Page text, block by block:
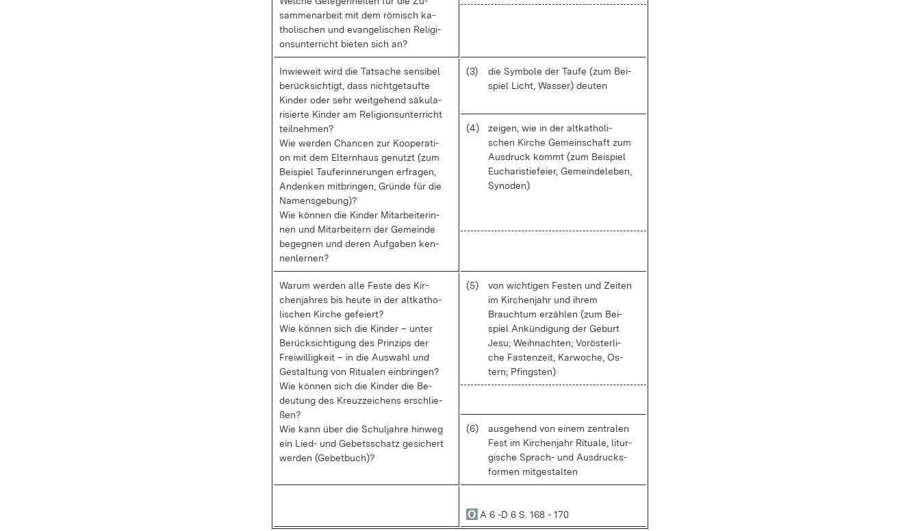
sam­men­ar­beit mit dem rö­misch ka­
tho­li­schen und evan­ge­li­schen Re­li­gi­
ons­un­ter­richt bie­ten sich an?
In­wie­weit wird die Tat­sa­che sen­si­bel
be­rück­sich­tigt, dass nicht­ge­tauf­te
Kin­der oder sehr weit­ge­hend sä­ku­la­
ri­sier­te Kin­der am Re­li­gi­ons­un­ter­richt
teil­neh­men?
Wie wer­den Chan­cen zur Ko­ope­ra­ti­
on mit dem El­tern­haus ge­nutzt (zum
Bei­spiel Tau­fer­in­ne­run­gen er­fra­gen,
An­denken mit­brin­gen, Grün­de für die
Na­mens­ge­bung)?
Wie kön­nen die Kin­der Mit­ar­bei­te­rin­
nen und Mit­ar­bei­tern der Ge­mein­de
be­geg­nen und de­ren Auf­ga­ben ken­
nen­ler­nen?
(3)
die Sym­bo­le der Tau­fe (zum Bei­
spiel Licht, Was­ser) deu­ten
(4)
zei­gen, wie in der alt­ka­tho­li­
schen Kir­che Ge­mein­schaft zum
Aus­druck kommt (zum Bei­spiel
Eu­cha­ris­tie­fei­er, Ge­mein­de­le­ben,
Syn­oden)
War­um wer­den al­le Fes­te des Kir­
chen­jah­res bis heu­te in der alt­ka­tho­
li­schen Kir­che ge­fei­ert?
Wie kön­nen sich die Kin­der – un­ter
Be­rück­sich­ti­gung des Prin­zips der
Frei­wil­lig­keit – in die Aus­wahl und
Ge­stal­tung von Ri­tua­len ein­brin­gen?
Wie kön­nen sich die Kin­der die Be­
deu­tung des Kreuz­zei­chens er­schlie­
ßen?
Wie kann über die Schul­jah­re hin­weg
ein Lied- und Ge­bets­schatz ge­si­chert
wer­den (Ge­bet­buch)?
(5)
von wich­ti­gen Fes­ten und Zei­ten
im Kir­chen­jahr und ih­rem
Brauch­tum er­zäh­len (zum Bei­
spiel An­kün­di­gung der Ge­burt
Je­su; Weih­nach­ten; Vor­ös­ter­li­
che Fas­ten­zeit, Kar­wo­che, Os­
tern; Pfings­ten)
(6)
aus­ge­hend von ei­nem zen­tra­len
Fest im Kir­chen­jahr Ri­tua­le, lit­ur­
gi­sche Sprach- und Aus­drucks­
for­men mit­ge­stal­ten
A 6 -D 6 S. 168 - 170